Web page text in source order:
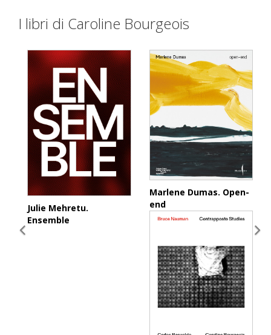
I libri di Caroline Bourgeois
Julie Mehretu.
Ensemble
Marlene Dumas. Open-
end